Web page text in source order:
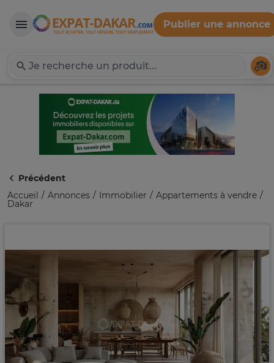
Expat-Dakar
Publier une annonce
Précédent
Accueil
Annonces Immobilier Appartements à vendre
Dakar